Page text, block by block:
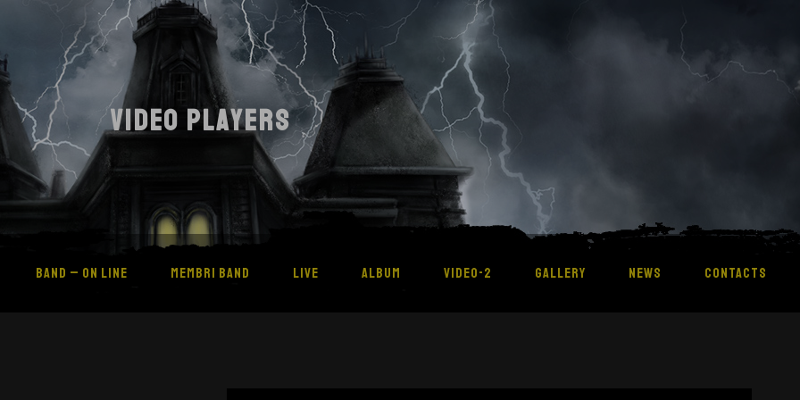
BAND – ON LINE MEMBRI BAND LIVE ALBUM VIDEO-2 GALLERY NEWS CONTACTS
VIDEO PLAYERS